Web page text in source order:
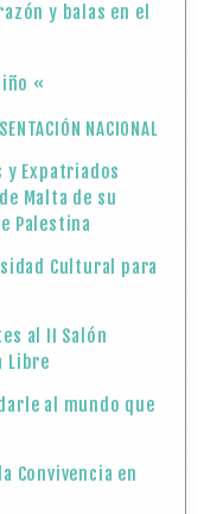
y balas en el
«
NACIONAL
y Expatriados
Malta de su
Palestina
Cultural para
al II Salón
Libre
al mundo que
Convivencia en